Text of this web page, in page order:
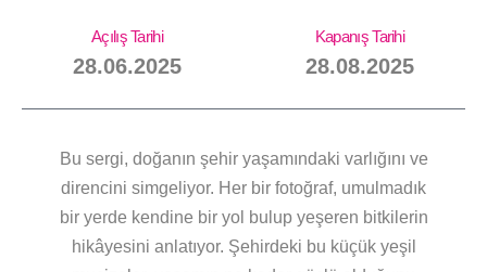
Açılış Tarihi
28.06.2025
Kapanış Tarihi
28.08.2025
Bu sergi, doğanın şehir yaşamındaki varlığını ve
direncini simgeliyor. Her bir fotoğraf, umulmadık
bir yerde kendine bir yol bulup yeşeren bitkilerin
hikâyesini anlatıyor. Şehirdeki bu küçük yeşil